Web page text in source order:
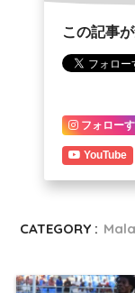
この記事
フォロー
YouTube
CATEGORY :